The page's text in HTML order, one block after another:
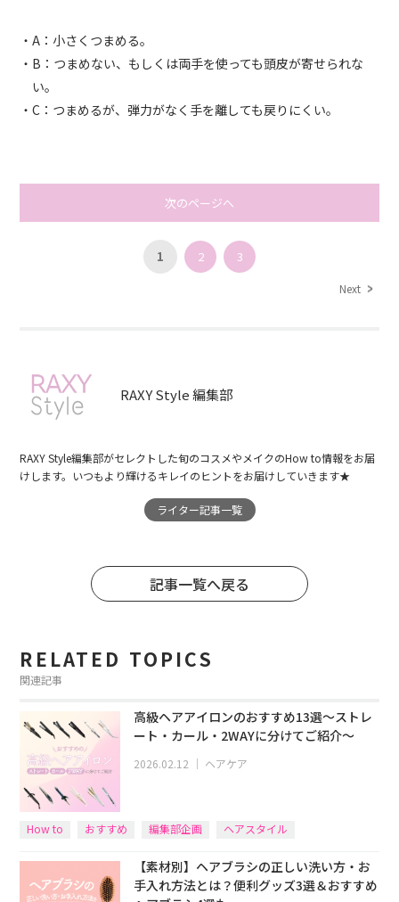
・A：小さくつまめる。
・B：つまめない、もしくは両手を使っても頭皮が寄せられな
い。
・C：つまめるが、弾力がなく手を離しても戻りにくい。
次のページへ
1 2 3
Next
RAXY Style 編集部
RAXY Style編集部がセレクトした旬のコスメやメイクのHow to情報をお届
けします。いつもより輝けるキレイのヒントをお届けしていきます★
ライター記事一覧
記事一覧へ戻る
RELATED TOPICS
関連記事
高級ヘアアイロンのおすすめ13選～ストレ
ート・カール・2WAYに分けてご紹介～
2026.02.12 ｜ ヘアケア
How to おすすめ 編集部企画 ヘアスタイル
【素材別】ヘアブラシの正しい洗い方・お
手入れ方法とは？便利グッズ3選＆おすすめ